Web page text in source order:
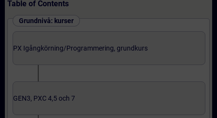
Table of Contents
Grundnivå: kurser
PX Igångkörning/Programmering, grundkurs
GEN3, PXC 4,5 och 7